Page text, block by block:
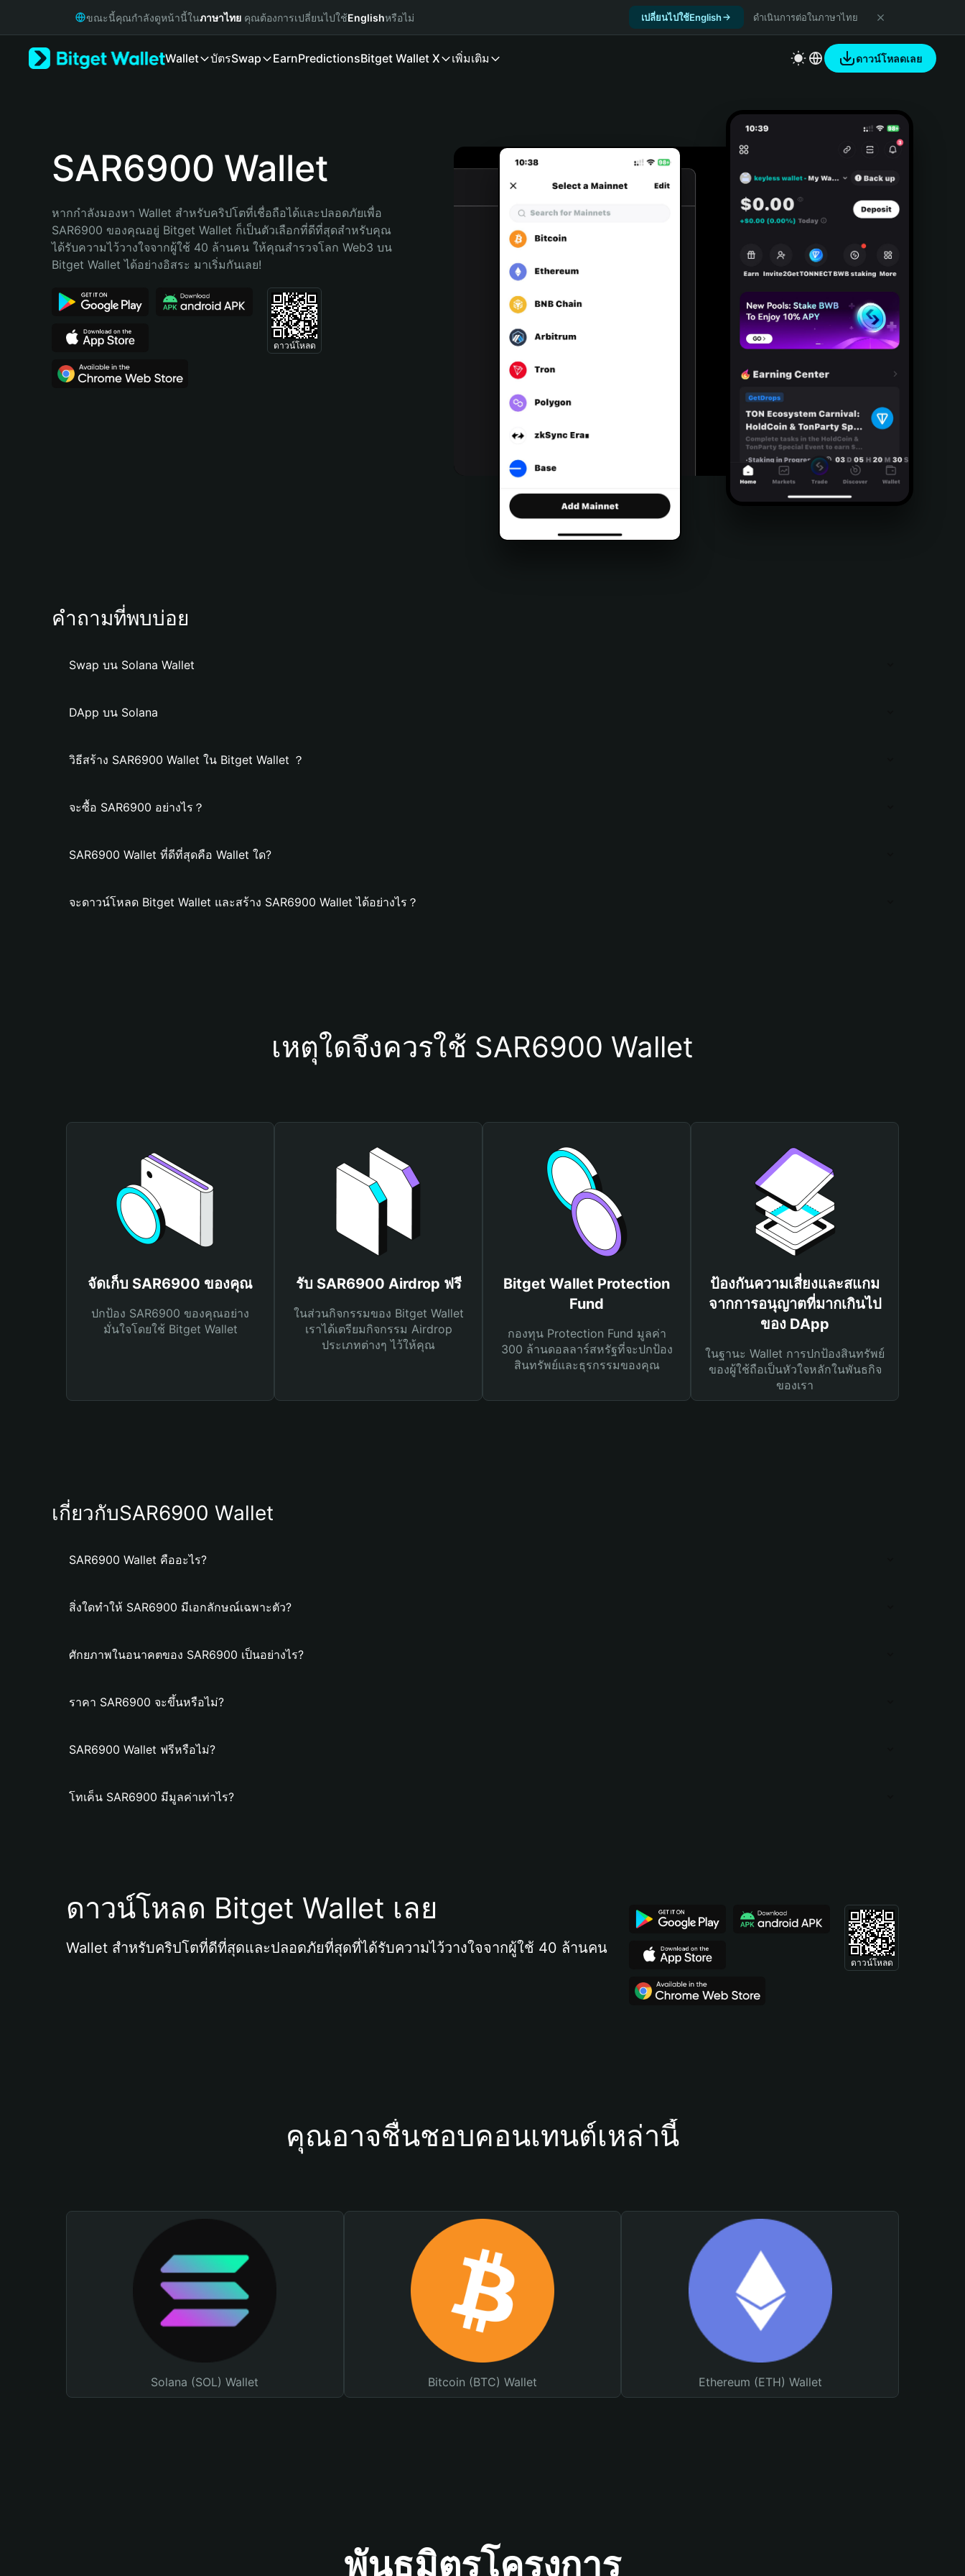
Русский
Bahasa Indonesia
Português (Brasil)
ขณะนี้คุณกำลังดูหน้านี้ในภาษาไทย คุณต้องการเปลี่ยนไปใช้Englishหรือไม่ เปลี่ยนไปใช้English ดำเนินการต่อในภาษาไทย
Wallet บัตรSwap EarnPredictionsBitget Wallet X เพิ่มเติม ดาวน์โหลดเลย
SAR6900 Wallet
หากกำลังมองหา Wallet สำหรับคริปโตที่เชื่อถือได้และปลอดภัยเพื่อ
SAR6900 ของคุณอยู่ Bitget Wallet ก็เป็นตัวเลือกที่ดีที่สุดสำหรับคุณ
ได้รับความไว้วางใจจากผู้ใช้ 40 ล้านคน ให้คุณสำรวจโลก Web3 บน
Bitget Wallet ได้อย่างอิสระ มาเริ่มกันเลย!
ดาวน์โหลด
คำถามที่พบบ่อย
Swap บน Solana Wallet
DApp บน Solana
วิธีสร้าง SAR6900 Wallet ใน Bitget Wallet ？
จะซื้อ SAR6900 อย่างไร？
SAR6900 Wallet ที่ดีที่สุดคือ Wallet ใด?
จะดาวน์โหลด Bitget Wallet และสร้าง SAR6900 Wallet ได้อย่างไร？
เหตุใดจึงควรใช้ SAR6900 Wallet
จัดเก็บ SAR6900 ของคุณ
ปกป้อง SAR6900 ของคุณอย่าง
มั่นใจโดยใช้ Bitget Wallet
รับ SAR6900 Airdrop ฟรี
ในส่วนกิจกรรมของ Bitget Wallet
เราได้เตรียมกิจกรรม Airdrop
ประเภทต่างๆ ไว้ให้คุณ
Bitget Wallet Protection
Fund
กองทุน Protection Fund มูลค่า
300 ล้านดอลลาร์สหรัฐที่จะปกป้อง
สินทรัพย์และธุรกรรมของคุณ
ป้องกันความเสี่ยงและสแกม
จากการอนุญาตที่มากเกินไป
ของ DApp
ในฐานะ Wallet การปกป้องสินทรัพย์
ของผู้ใช้ถือเป็นหัวใจหลักในพันธกิจ
ของเรา
เกี่ยวกับSAR6900 Wallet
SAR6900 Wallet คืออะไร?
สิ่งใดทำให้ SAR6900 มีเอกลักษณ์เฉพาะตัว?
ศักยภาพในอนาคตของ SAR6900 เป็นอย่างไร?
ราคา SAR6900 จะขึ้นหรือไม่?
SAR6900 Wallet ฟรีหรือไม่?
โทเค็น SAR6900 มีมูลค่าเท่าไร?
ดาวน์โหลด Bitget Wallet เลย
Wallet สำหรับคริปโตที่ดีที่สุดและปลอดภัยที่สุดที่ได้รับความไว้วางใจจากผู้ใช้ 40 ล้านคน
ดาวน์โหลด
คุณอาจชื่นชอบคอนเทนต์เหล่านี้
Solana (SOL) Wallet Bitcoin (BTC) Wallet Ethereum (ETH) Wallet
พันธมิตรโครงการ